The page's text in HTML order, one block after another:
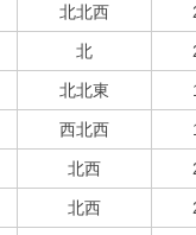
北北西
北
北北東
西北西
北西
北西